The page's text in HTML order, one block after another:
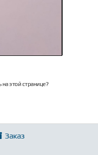
этой странице?
Заказ